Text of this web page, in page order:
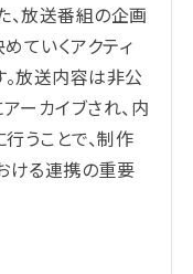
、放送番組の企画
ていくアクティ
。放送内容は非公
ーカイブされ、内
うことで、制作
ける連携の重要